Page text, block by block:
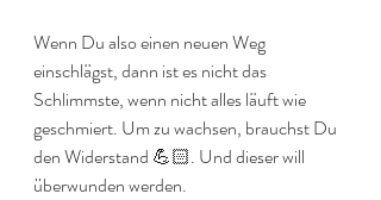
Wenn Du also einen neuen Weg
einschlägst, dann ist es nicht das
Schlimmste, wenn nicht alles läuft wie
geschmiert. Um zu wachsen, brauchst Du
den Widerstand 💪🏻. Und dieser will
überwunden werden.